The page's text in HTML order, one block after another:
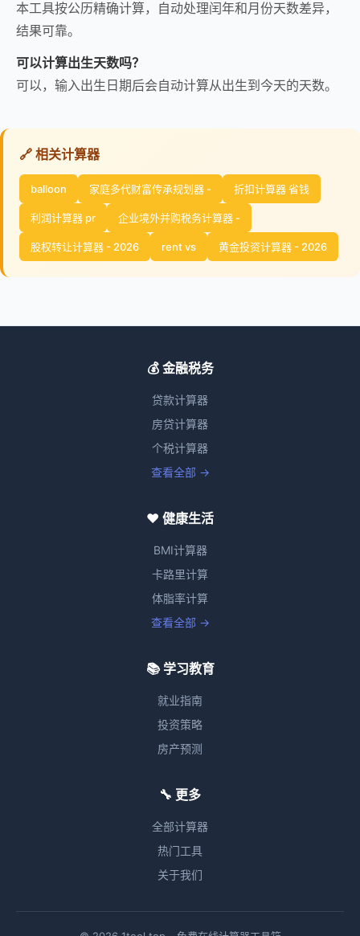
本工具按公历精确计算，自动处理闰年和月份天数差异，
结果可靠。
可以计算出生天数吗？
可以，输入出生日期后会自动计算从出生到今天的天数。
🔗 相关计算器
balloon 家庭多代财富传承规划器 - 折扣计算器 省钱
利润计算器 pr 企业境外并购税务计算器 -
股权转让计算器 - 2026 rent vs 黄金投资计算器 - 2026
💰 金融税务
贷款计算器
房贷计算器
个税计算器
查看全部 →
❤️ 健康生活
BMI计算器
卡路里计算
体脂率计算
查看全部 →
📚 学习教育
就业指南
投资策略
房产预测
🔧 更多
全部计算器
热门工具
关于我们